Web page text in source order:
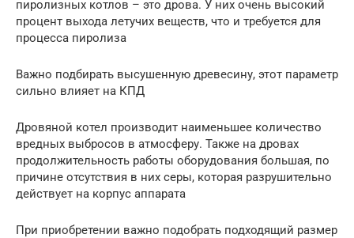
пиролизных котлов – это дрова. У них очень высокий
процент выхода летучих веществ, что и требуется для
процесса пиролиза
Важно подбирать высушенную древесину, этот параметр
сильно влияет на КПД
Дровяной котел производит наименьшее количество
вредных выбросов в атмосферу. Также на дровах
продолжительность работы оборудования большая, по
причине отсутствия в них серы, которая разрушительно
действует на корпус аппарата
При приобретении важно подобрать подходящий размер